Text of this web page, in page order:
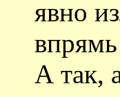
явно
А так,